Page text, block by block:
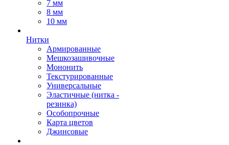
7 мм
8 мм
10 мм
Нитки
Армированные
Мешкозашивочные
Мононить
Текстурированные
Универсальные
Эластичные (нитка -
резинка)
Особопрочные
Карта цветов
Джинсовые